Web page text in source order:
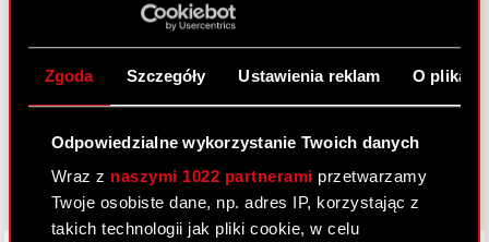
Zgoda Szczegóły Ustawienia reklam O
Odpowiedzialne wykorzystanie Twoich danych
Wraz z naszymi 1022 partnerami przetwarzamy
Twoje osobiste dane, np. adres IP, korzystając z
takich technologii jak pliki cookie, w celu
Dowiedz się więcej:
thewitcher.com
cyberpunk.net
gear.cdprojektred.com